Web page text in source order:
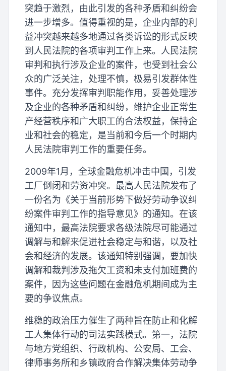
突趋于激烈，由此引发的各种矛盾和纠纷会
进一步增多。值得重视的是，企业内部的利
益冲突越来越多地通过各类诉讼的形式反映
到人民法院的各项审判工作上来。人民法院
审判和执行涉及企业的案件，也受到社会公
众的广泛关注，处理不慎，极易引发群体性
事件。充分发挥审判职能作用，妥善处理涉
及企业的各种矛盾和纠纷，维护企业正常生
产经营秩序和广大职工的合法权益，保持企
业和社会的稳定，是当前和今后一个时期内
人民法院审判工作的重要任务。
2009年1月，全球金融危机冲击中国，引发
工厂倒闭和劳资冲突。最高人民法院发布了
一份名为《关于当前形势下做好劳动争议纠
纷案件审判工作的指导意见》的通知。在该
通知中，最高法院要求各级法院尽可能通过
调解与和解来促进社会稳定与和谐，以及社
会和经济的发展。该通知特别强调，要加快
调解和裁判涉及拖欠工资和未支付加班费的
案件，因为这些问题在金融危机期间成为主
要的争议焦点。
维稳的政治压力催生了两种旨在防止和化解
工人集体行动的司法实践模式。第一，法院
与地方党组织、行政机构、公安局、工会、
律师事务所和乡镇政府合作解决集体劳动争